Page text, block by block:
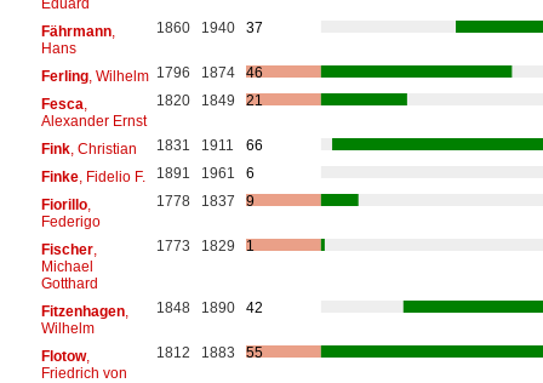
Fährmann,
Hans
1860 1940 37
Ferling, Wilhelm 1796 1874
46
Fesca
Alexander Ernst
1820 1849 21
Fink, Christian 1831 1911
66
Finke, Fidelio F. 1891 1961
6
Fiorillo,
Federigo
1778 1837 9
Fischer,
Michael
Gotthard
1773 1829 1
Fitzenhagen,
Wilhelm
1848 1890 42
Flotow,
Friedrich von
1812 1883 55